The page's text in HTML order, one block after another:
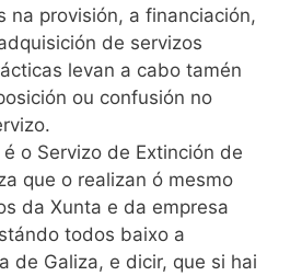
na provisión, a financiación,
de servizos
levan a cabo tamén
ou confusión no
o Servizo de Extinción de
que o realizan ó mesmo
da Xunta e da empresa
todos baixo a
de Galiza, e dicir, que si hai